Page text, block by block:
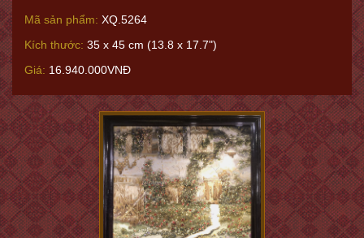
Mã sản phẩm: XQ.5264
Kích thước: 35 x 45 cm (13.8 x 17.7")
Giá: 16.940.000VNĐ